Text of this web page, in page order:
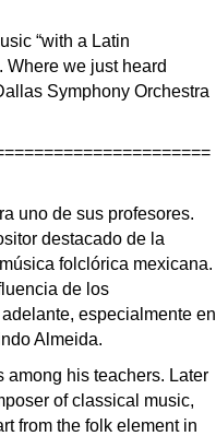
“with a Latin
Where we just heard
Symphony Orchestra
uno de sus profesores.
destacado de la
folclórica mexicana.
de los
especialmente en
Almeida.
among his teachers. Later
of classical music,
from the folk element in